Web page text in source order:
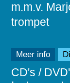
m.m.v.
trompet
Meer info
CD's /